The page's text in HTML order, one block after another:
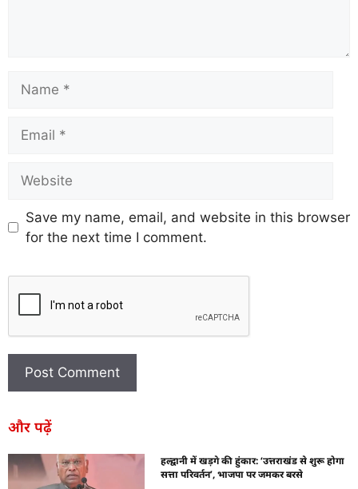
Save my name, email, and website in this browser
for the next time I comment.
और पढ़ें
हल्द्वानी में खड़गे की हुंकार: ‘उत्तराखंड से शुरू होगा
सत्ता परिवर्तन’, भाजपा पर जमकर बरसे